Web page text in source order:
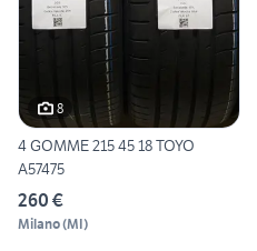
8
4 GOMME 215 45 18 TOYO
A57475
260 €
Milano(MI)